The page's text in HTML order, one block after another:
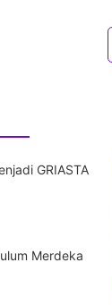
GRIASTA
Merdeka